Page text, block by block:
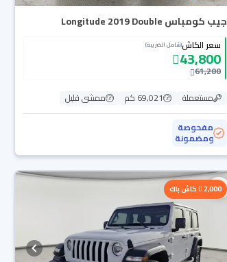
جيب كومباس Longitude 2019 Double
سعر الكاش(شامل الضريبة)
43,800
61,200
مستعملة
69,021 كم
ممشى قليل
مفحوصة
ومضمونة
2,000 كاش باك